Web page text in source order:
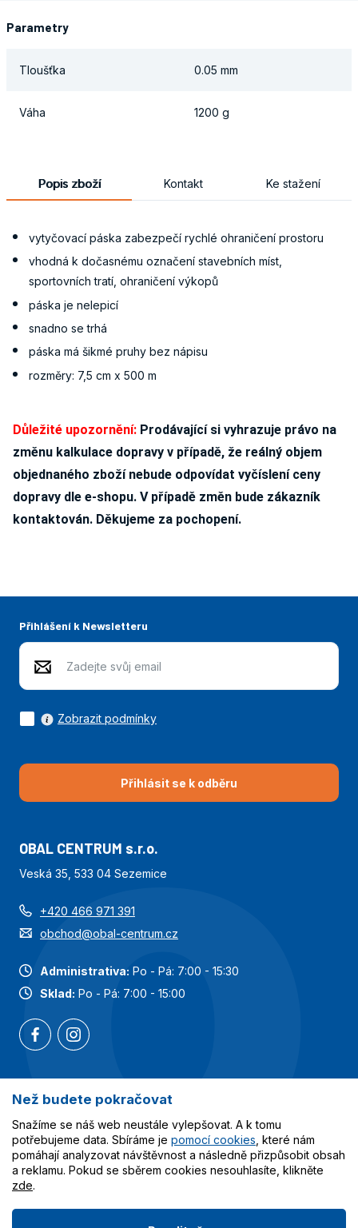
Parametry
Tloušťka 0.05 mm
Váha 1200 g
Popis zboží Kontakt Ke stažení
vytyčovací páska zabezpečí rychlé ohraničení prostoru
vhodná k dočasnému označení stavebních míst,
sportovních tratí, ohraničení výkopů
páska je nelepicí
snadno se trhá
páska má šikmé pruhy bez nápisu
rozměry: 7,5 cm x 500 m
Důležité upozornění: Prodávající si vyhrazuje právo na
změnu kalkulace dopravy v případě, že reálný objem
objednaného zboží nebude odpovídat vyčíslení ceny
dopravy dle e-shopu. V případě změn bude zákazník
kontaktován. Děkujeme za pochopení.
Přihlášení k Newsletteru
Přihlásit se k odběru
Zobrazit podmínky
OBAL CENTRUM s.r.o.
Veská 35, 533 04 Sezemice
+420 466 971 391
obchod@obal-centrum.cz
Administrativa: Po - Pá: 7:00 - 15:30
Sklad: Po - Pá: 7:00 - 15:00
Nejoblíbenější kategorie
Služby
Vše o nákupu
Než budete pokračovat
Snažíme se náš web neustále vylepšovat. A k tomu
potřebujeme data. Sbíráme je pomocí cookies , které nám
pomáhají analyzovat návštěvnost a následně přizpůsobit obsah
a reklamu. Pokud se sběrem cookies nesouhlasíte, klikněte
zde.